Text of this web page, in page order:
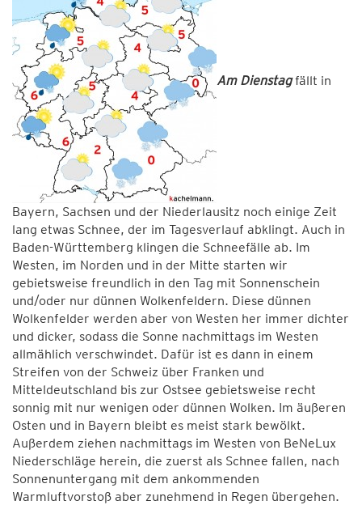
Am Dienstagfällt in
Bayern, Sachsen und der Niederlausitz noch einige Zeit
lang etwas Schnee, der im Tagesverlauf abklingt. Auch in
Baden-Württemberg klingen die Schneefälle ab. Im
Westen, im Norden und in der Mitte starten wir
gebietsweise freundlich in den Tag mit Sonnenschein
und/oder nur dünnen Wolkenfeldern. Diese dünnen
Wolkenfelder werden aber von Westen her immer dichter
und dicker, sodass die Sonne nachmittags im Westen
allmählich verschwindet. Dafür ist es dann in einem
Streifen von der Schweiz über Franken und
Mitteldeutschland bis zur Ostsee gebietsweise recht
sonnig mit nur wenigen oder dünnen Wolken. Im äußeren
Osten und in Bayern bleibt es meist stark bewölkt.
Außerdem ziehen nachmittags im Westen von BeNeLux
Niederschläge herein, die zuerst als Schnee fallen, nach
Sonnenuntergang mit dem ankommenden
Warmluftvorstoß aber zunehmend in Regen übergehen.